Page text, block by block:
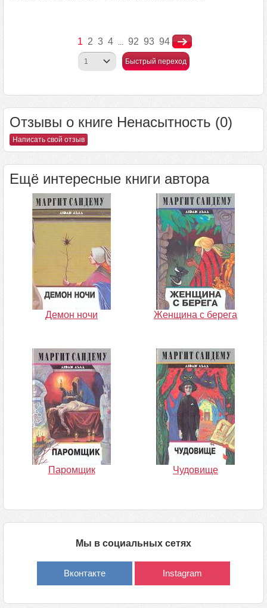
1 2 3 4 ... 92 93 94
Быстрый переход
Отзывы о книге Ненасытность (0)
Написать свой отзыв
Ещё интересные книги автора
Демон ночи Женщина с берега
Паромщик Чудовище
Мы в социальных сетях
Вконтакте Instagram